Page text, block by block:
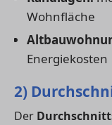
Wohnfläche
Energiekosten
2)
Der